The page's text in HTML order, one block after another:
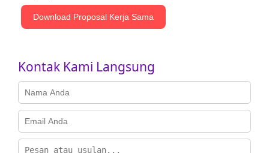
Download Proposal Kerja Sama
Kontak Kami Langsung